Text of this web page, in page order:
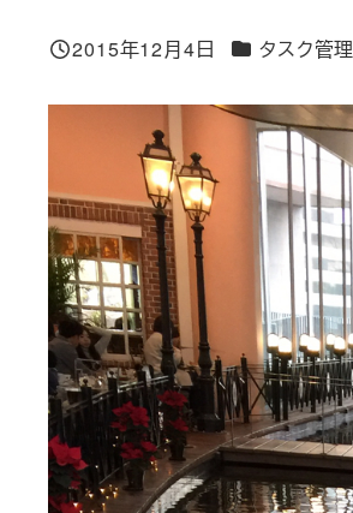
投稿日
2015年12月4日 カテゴリー
タスク管理